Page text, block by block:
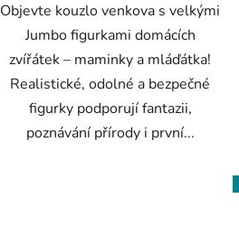
Objevte kouzlo venkova s velkými
Jumbo figurkami domácích
zvířátek – maminky a mláďátka!
Realistické, odolné a bezpečné
figurky podporují fantazii,
poznávání přírody i první...